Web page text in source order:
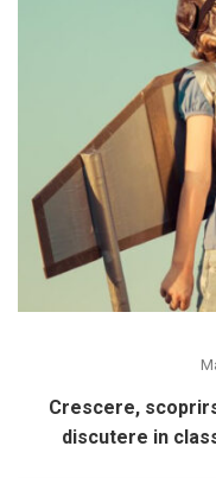
Crescere,
discutere in